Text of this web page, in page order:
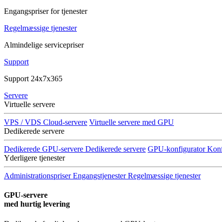
Engangspriser for tjenester
Regelmæssige tjenester
Almindelige servicepriser
Support
Support 24x7x365
Servere
Virtuelle servere
VPS / VDS Cloud-servere Virtuelle servere med GPU
Dedikerede servere
Dedikerede GPU-servere Dedikerede servere GPU-konfigurator
Yderligere tjenester
Administrationspriser Engangstjenester Regelmæssige tjenester
GPU-servere
med hurtig levering